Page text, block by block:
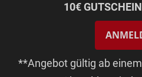
10€
**Angebot gültig ab